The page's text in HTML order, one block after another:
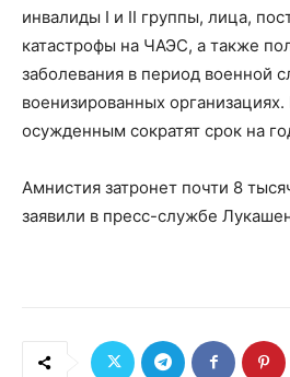
инвалиды I и II группы, лица,
катастрофы на ЧАЭС, а также
заболевания в период военной
военизированных
осужденным сократят срок на
Амнистия затронет почти 8
заявили в пресс-службе